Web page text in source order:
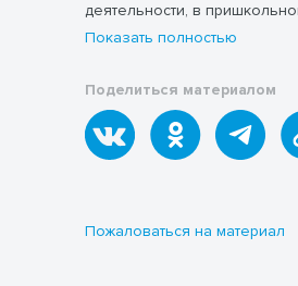
деятельности, в
Показать полностью
Поделиться материалом
Пожаловаться на материал